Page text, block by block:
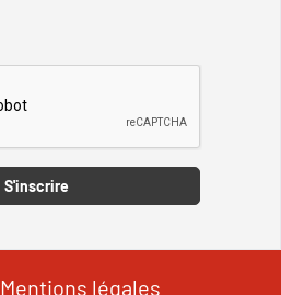
S'inscrire
Mentions légales